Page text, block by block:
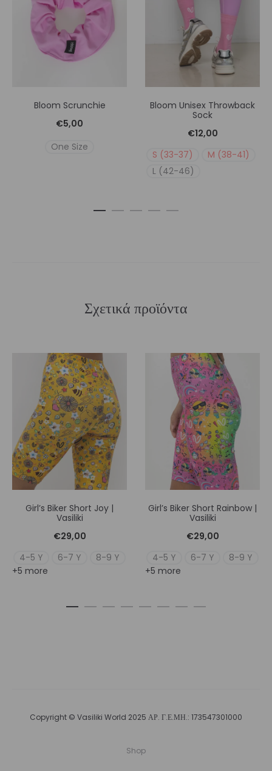
Bloom Scrunchie
€5,00
One Size
Bloom Unisex Throwback
Sock
€12,00
S (33-37)
M (38-41)
L (42-46)
Σχετικά προϊόντα
Girl’s Biker Short Joy |
Vasiliki
€29,00
4-5 Y
6-7 Y
8-9 Y
+5 more
Girl’s Biker Short Rainbow |
Vasiliki
€29,00
4-5 Y
6-7 Y
8-9 Y
+5 more
Copyright © Vasiliki World 2025 ΑΡ. Γ.Ε.ΜΗ.: 173547301000
Shop